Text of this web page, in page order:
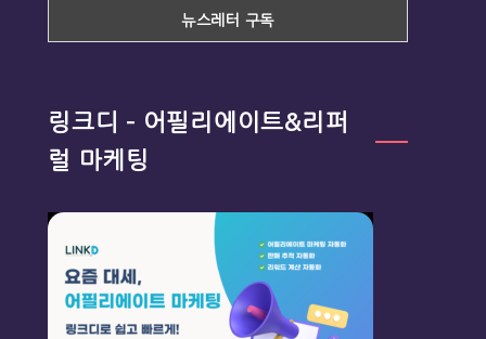
링크디 – 어필리에이트&리퍼
럴 마케팅